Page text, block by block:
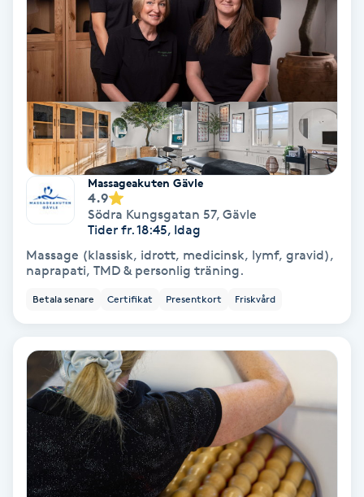
Japansk massage
K18
Katun fransar
Kemisk peeling
Keratinbehandling
Kinesiologi
Kinesisk medicin
Kiropraktik
Klangmassage
Klippning
Massageakuten Gävle
4.9
Södra Kungsgatan 57, Gävle
Tider fr. 18:45, Idag
Massage (klassisk, idrott, medicinsk, lymf, gravid),
naprapati, TMD & personlig träning.
Betala senare Certifikat Presentkort Friskvård